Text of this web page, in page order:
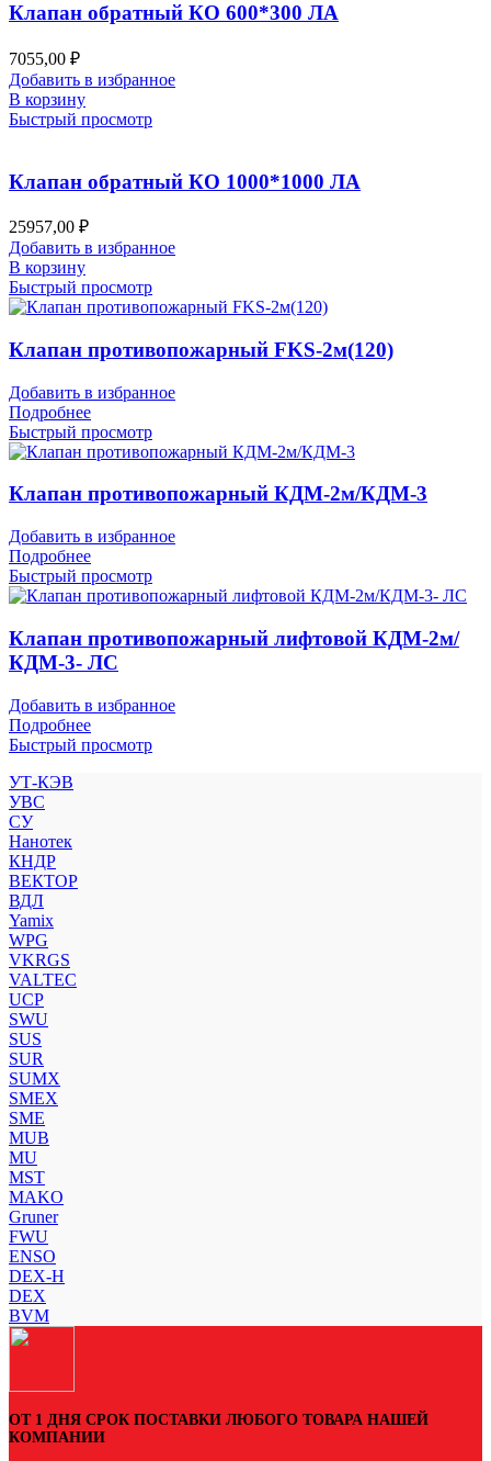
Клапан обратный КО 600*300 ЛА
7055,00 ₽
Добавить в избранное
В корзину
Быстрый просмотр
Клапан обратный КО 1000*1000 ЛА
25957,00 ₽
Добавить в избранное
В корзину
Быстрый просмотр
Клапан противопожарный FKS-2м(120)
Добавить в избранное
Подробнее
Быстрый просмотр
Клапан противопожарный КДМ-2м/КДМ-3
Добавить в избранное
Подробнее
Быстрый просмотр
Клапан противопожарный лифтовой КДМ-2м/
КДМ-3- ЛС
Добавить в избранное
Подробнее
Быстрый просмотр
УТ-КЭВ
УВС
СУ
Нанотек
КНДР
ВЕКТОР
ВДЛ
Yamix
WPG
VKRGS
VALTEC
UCP
SWU
SUS
SUR
SUMX
SMEX
SME
MUB
MU
MST
MAKO
Gruner
FWU
ENSO
DEX-H
DEX
BVM
ОТ 1 ДНЯ СРОК ПОСТАВКИ ЛЮБОГО ТОВАРА НАШЕЙ
КОМПАНИИ